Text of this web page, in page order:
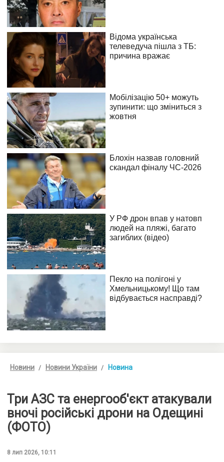
Новини Новини України Новина
Три АЗС та енергооб'єкт атакували
вночі російські дрони на Одещині
(ФОТО)
8 лип 2026, 10:11